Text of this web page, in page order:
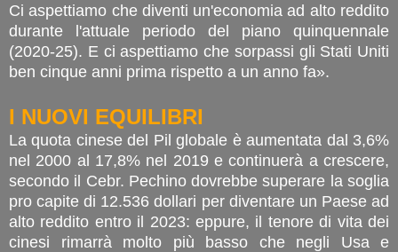
Ci aspettiamo che diventi un'economia ad alto reddito
durante l'attuale periodo del piano quinquennale
(2020-25). E ci aspettiamo che sorpassi gli Stati Uniti
ben cinque anni prima rispetto a un anno fa».
I NUOVI EQUILIBRI
La quota cinese del Pil globale è aumentata dal 3,6%
nel 2000 al 17,8% nel 2019 e continuerà a crescere,
secondo il Cebr. Pechino dovrebbe superare la soglia
pro capite di 12.536 dollari per diventare un Paese ad
alto reddito entro il 2023: eppure, il tenore di vita dei
cinesi rimarrà molto più basso che negli Usa e